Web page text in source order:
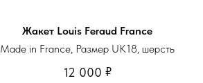
Жакет Louis Feraud France
Made in France, Размер UK18, шерсть
12 000 ₽